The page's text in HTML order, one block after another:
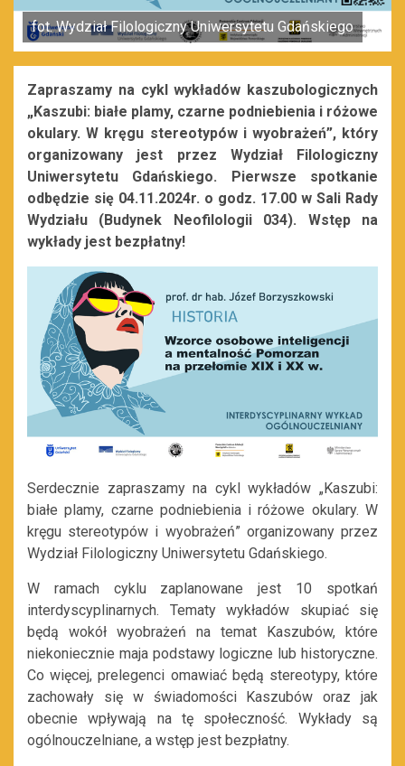
fot. Wydział Filologiczny Uniwersytetu Gdańskiego
Zapraszamy na cykl wykładów kaszubologicznych
„Kaszubi: białe plamy, czarne podniebienia i różowe
okulary. W kręgu stereotypów i wyobrażeń”, który
organizowany jest przez Wydział Filologiczny
Uniwersytetu Gdańskiego. Pierwsze spotkanie
odbędzie się 04.11.2024r. o godz. 17.00 w Sali Rady
Wydziału (Budynek Neofilologii 034). Wstęp na
wykłady jest bezpłatny!
Serdecznie zapraszamy na cykl wykładów „Kaszubi:
białe plamy, czarne podniebienia i różowe okulary. W
kręgu stereotypów i wyobrażeń” organizowany przez
Wydział Filologiczny Uniwersytetu Gdańskiego.
W ramach cyklu zaplanowane jest 10 spotkań
interdyscyplinarnych. Tematy wykładów skupiać się
będą wokół wyobrażeń na temat Kaszubów, które
niekoniecznie maja podstawy logiczne lub historyczne.
Co więcej, prelegenci omawiać będą stereotypy, które
zachowały się w świadomości Kaszubów oraz jak
obecnie wpływają na tę społeczność. Wykłady są
ogólnouczelniane, a wstęp jest bezpłatny.